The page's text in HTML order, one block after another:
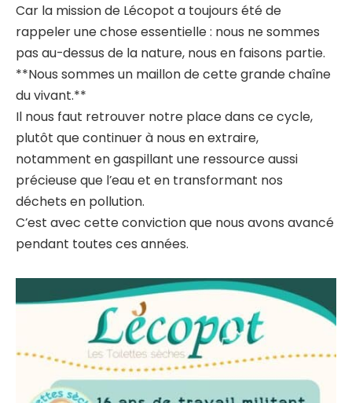
Car la mission de Lécopot a toujours été de
rappeler une chose essentielle : nous ne sommes
pas au-dessus de la nature, nous en faisons partie.
**Nous sommes un maillon de cette grande chaîne
du vivant.**
Il nous faut retrouver notre place dans ce cycle,
plutôt que continuer à nous en extraire,
notamment en gaspillant une ressource aussi
précieuse que l’eau et en transformant nos
déchets en pollution.
C’est avec cette conviction que nous avons avancé
pendant toutes ces années.